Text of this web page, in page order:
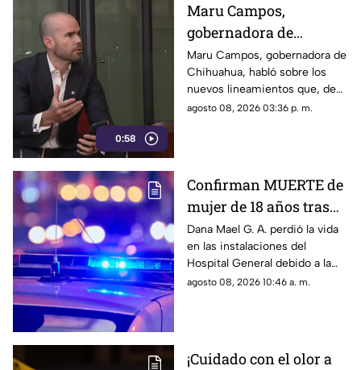
utilizarse para sancionar a
medios y periodistas críticos.
0:58
Maru Campos,
gobernadora de
Chihuahua, advierte
riesgo para la libertad
de expresión
Maru Campos, gobernadora de
Chihuahua, habló sobre los
nuevos lineamientos que, de
acuerdo con su postura,
Gobierno Federal.
agosto 08, 2026 03:36 p. m.
Confirman MUERTE de
mujer de 18 años tras
ser atropellada en
Ciudad Juárez
Dana Mael G. A. perdió la vida
en las instalaciones del
Hospital General debido a la
gravedad de las lesiones
agosto 08, 2026 10:46 a. m.
¡Cuidado con el olor a